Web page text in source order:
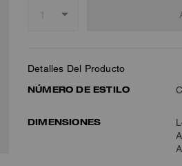
Detalles Del Producto
NÚMERO DE ESTILO
DIMENSIONES